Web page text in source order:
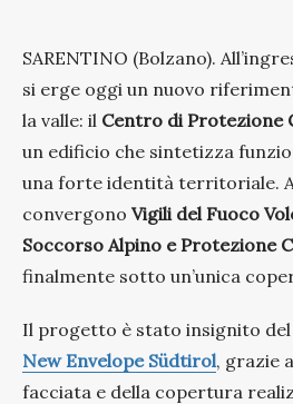
SARENTINO (Bolzano).
si erge oggi un nuovo
la valle: il Centro di Protezione
un edificio che sintetizza
una forte identità territoriale.
convergono Vigili del Fuoco
Soccorso Alpino e Protezione
finalmente sotto un’unica
Il progetto è stato insignito del
New Envelope Südtirol, grazie
facciata e della copertura